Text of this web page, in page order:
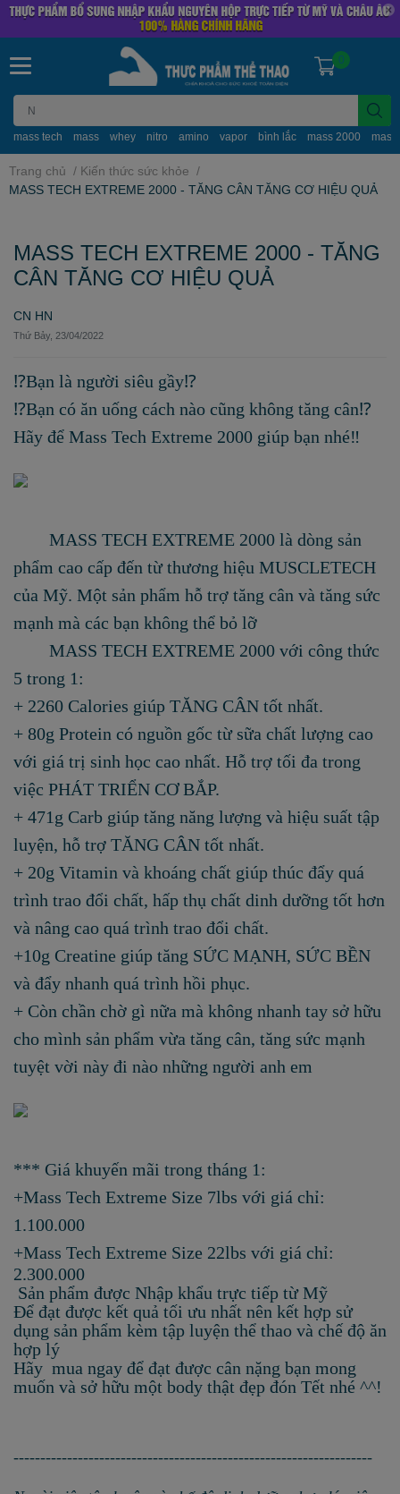
mass tech mass whey nitro amino vapor bình lắc mass 2000
0
Trang chủ / Kiến thức sức khỏe /
MASS TECH EXTREME 2000 - TĂNG CÂN TĂNG CƠ HIỆU QUẢ
MASS TECH EXTREME 2000 - TĂNG
CÂN TĂNG CƠ HIỆU QUẢ
CN HN
Thứ Bảy, 23/04/2022
⁉️Bạn là người siêu gầy⁉️
⁉️Bạn có ăn uống cách nào cũng không tăng cân⁉️
Hãy để Mass Tech Extreme 2000 giúp bạn nhé‼️
MASS TECH EXTREME 2000 là dòng sản
phẩm cao cấp đến từ thương hiệu MUSCLETECH
của Mỹ. Một sản phẩm hỗ trợ tăng cân và tăng sức
mạnh mà các bạn không thể bỏ lỡ
MASS TECH EXTREME 2000 với công thức
5 trong 1:
+ 2260 Calories giúp TĂNG CÂN tốt nhất.
+ 80g Protein có nguồn gốc từ sữa chất lượng cao
với giá trị sinh học cao nhất. Hỗ trợ tối đa trong
việc PHÁT TRIỂN CƠ BẮP.
+ 471g Carb giúp tăng năng lượng và hiệu suất tập
luyện, hỗ trợ TĂNG CÂN tốt nhất.
+ 20g Vitamin và khoáng chất giúp thúc đẩy quá
trình trao đổi chất, hấp thụ chất dinh dưỡng tốt hơn
và nâng cao quá trình trao đổi chất.
+10g Creatine giúp tăng SỨC MẠNH, SỨC BỀN
và đẩy nhanh quá trình hồi phục.
+ Còn chần chờ gì nữa mà không nhanh tay sở hữu
cho mình sản phẩm vừa tăng cân, tăng sức mạnh
tuyệt vời này đi nào những người anh em
*** Giá khuyến mãi trong tháng 1:
+Mass Tech Extreme Size 7lbs với giá chỉ:
1.100.000
+Mass Tech Extreme Size 22lbs với giá chỉ:
2.300.000
Sản phẩm được Nhập khẩu trực tiếp từ Mỹ
Để đạt được kết quả tối ưu nhất nên kết hợp sử
dụng sản phẩm kèm tập luyện thể thao và chế độ ăn
hợp lý
Hãy mua ngay để đạt được cân nặng bạn mong
muốn và sở hữu một body thật đẹp đón Tết nhé ^^!
-------------------------------------------------------------------